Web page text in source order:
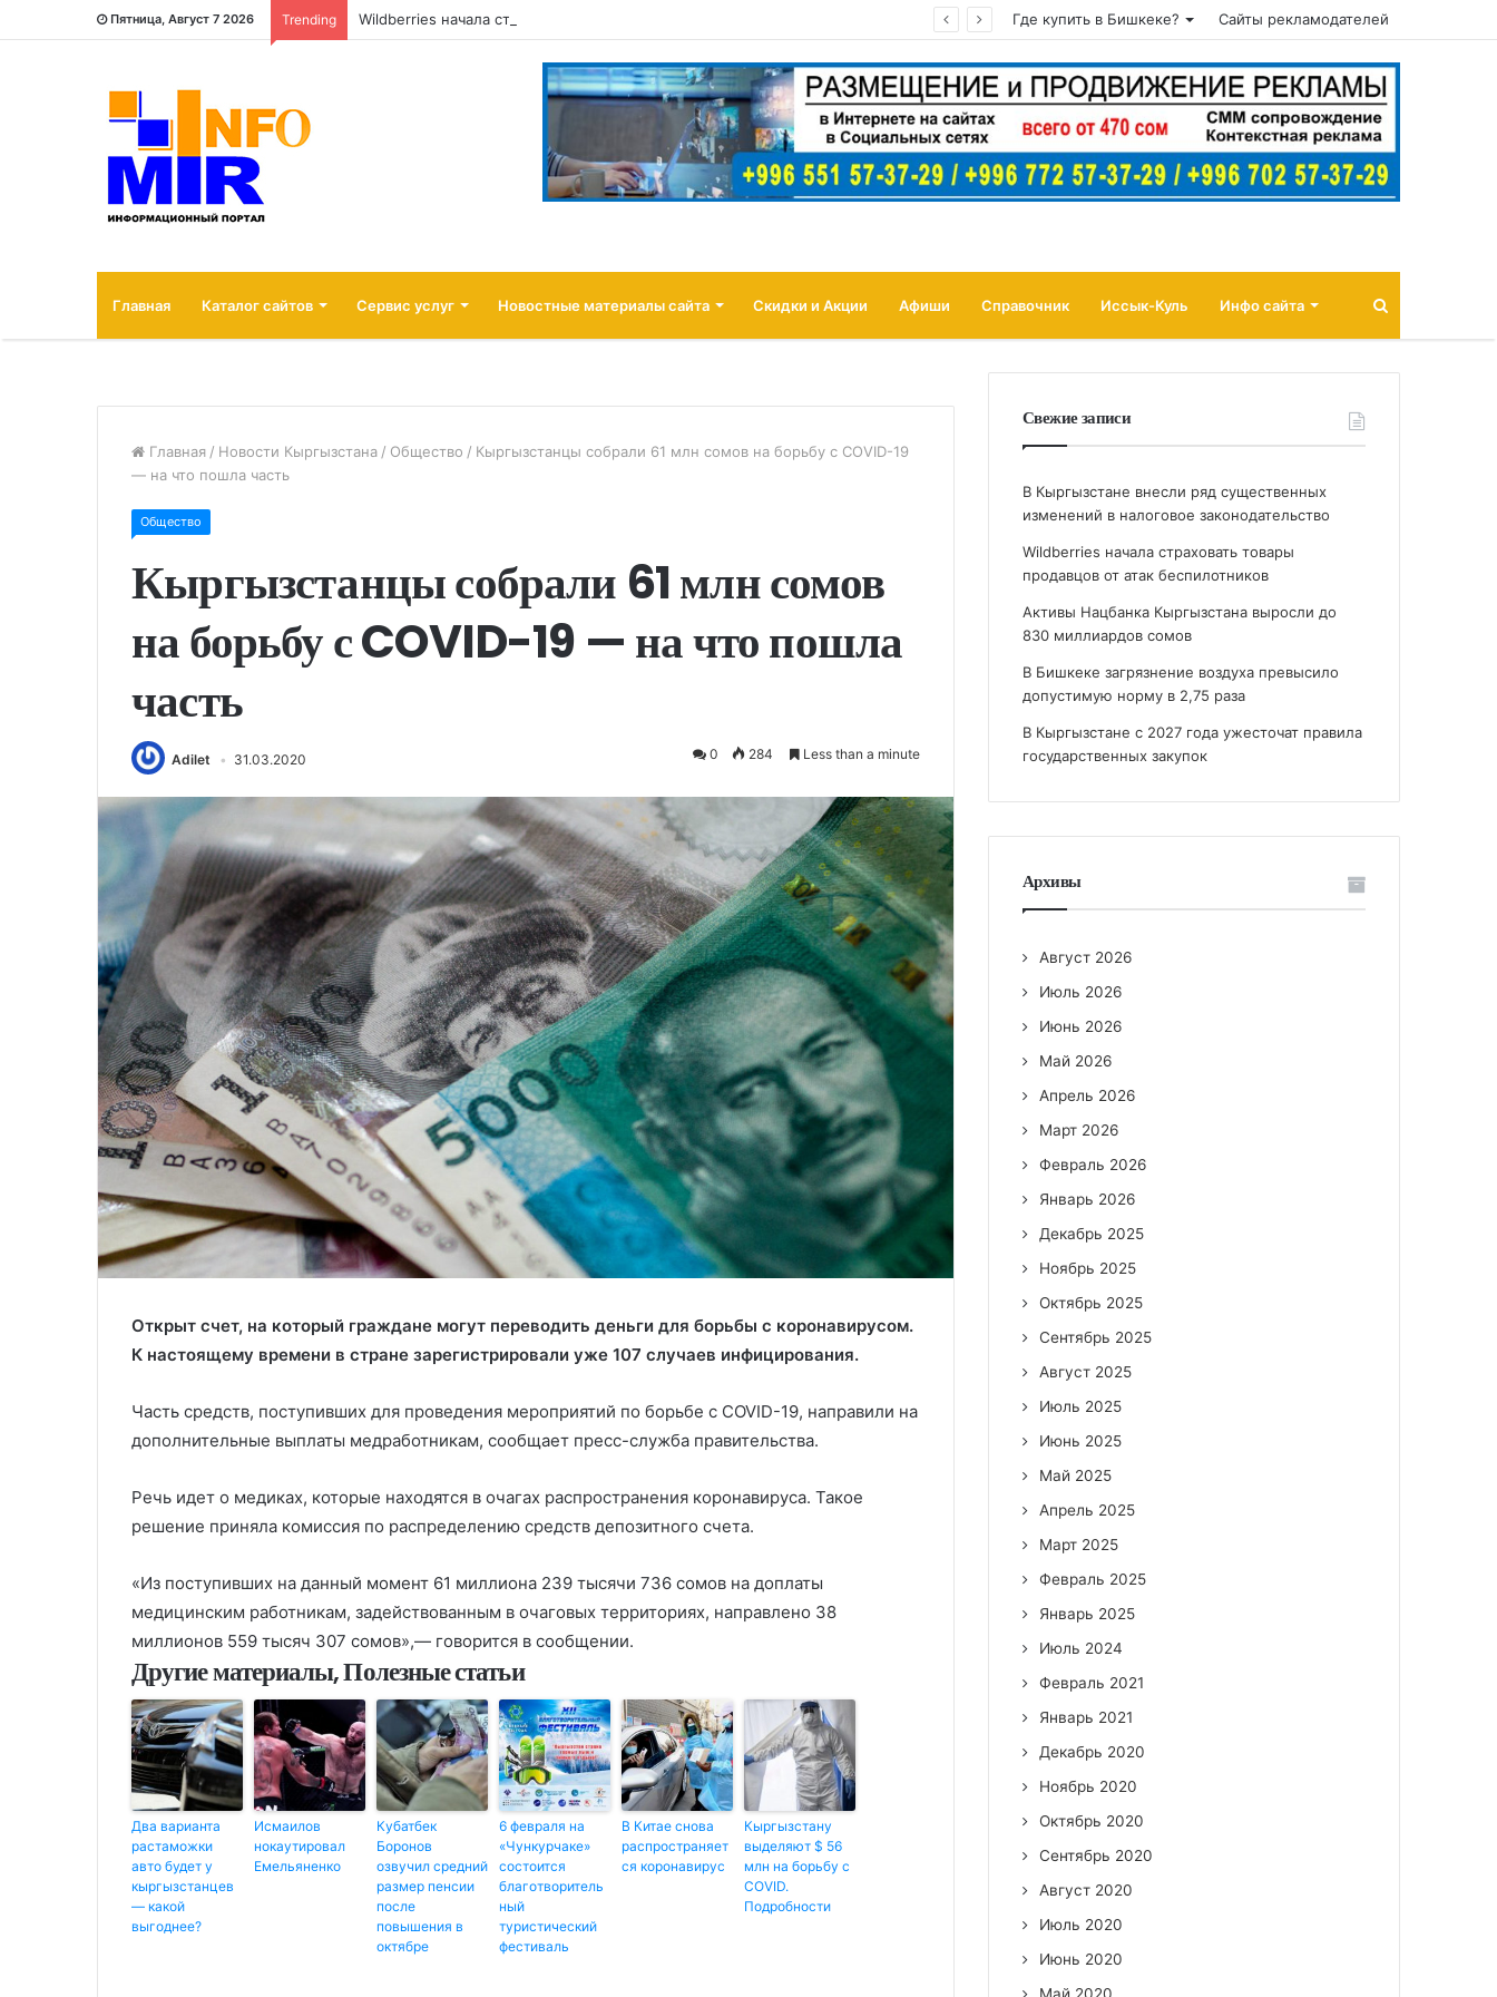
Пятница, Август 7 2026 Trending Wildberries начала страховать товары продавцов от атак беспилотников Где купить в Бишкеке? Сайты рекламодателей
Главная Каталог сайтов Сервис услуг Новостные материалы сайта Скидки и Акции Афиши Справочник Иссык-Куль Инфо сайта
Главная / Новости Кыргызстана / Общество / Кыргызстанцы собрали 61 млн сомов на борьбу с COVID-19
— на что пошла часть
Общество
Кыргызстанцы собрали 61 млн сомов
на борьбу с COVID-19 — на что пошла
часть
Adilet 31.03.2020 0 284 Less than a minute
Открыт счет, на который граждане могут переводить деньги для борьбы с коронавирусом.
К настоящему времени в стране зарегистрировали уже 107 случаев инфицирования.
Часть средств, поступивших для проведения мероприятий по борьбе с COVID-19, направили на
дополнительные выплаты медработникам, сообщает пресс-служба правительства.
Речь идет о медиках, которые находятся в очагах распространения коронавируса. Такое
решение приняла комиссия по распределению средств депозитного счета.
«Из поступивших на данный момент 61 миллиона 239 тысячи 736 сомов на доплаты
медицинским работникам, задействованным в очаговых территориях, направлено 38
миллионов 559 тысяч 307 сомов»,— говорится в сообщении.
Другие материалы, Полезные статьи
Два варианта
растаможки
авто будет у
кыргызстанцев
— какой
выгоднее?
Исмаилов
нокаутировал
Емельяненко
Кубатбек
Боронов
озвучил средний
размер пенсии
после
повышения в
октябре
6 февраля на
«Чункурчаке»
состоится
благотворитель
ный
туристический
фестиваль
В Китае снова
распространяет
ся коронавирус
Кыргызстану
выделяют $ 56
млн на борьбу с
COVID.
Подробности
Свежие записи
В Кыргызстане внесли ряд существенных
изменений в налоговое законодательство
Wildberries начала страховать товары
продавцов от атак беспилотников
Активы Нацбанка Кыргызстана выросли до
830 миллиардов сомов
В Бишкеке загрязнение воздуха превысило
допустимую норму в 2,75 раза
В Кыргызстане с 2027 года ужесточат правила
государственных закупок
Архивы
Август 2026
Июль 2026
Июнь 2026
Май 2026
Апрель 2026
Март 2026
Февраль 2026
Январь 2026
Декабрь 2025
Ноябрь 2025
Октябрь 2025
Сентябрь 2025
Август 2025
Июль 2025
Июнь 2025
Май 2025
Апрель 2025
Март 2025
Февраль 2025
Январь 2025
Июль 2024
Февраль 2021
Январь 2021
Декабрь 2020
Ноябрь 2020
Октябрь 2020
Сентябрь 2020
Август 2020
Июль 2020
Июнь 2020